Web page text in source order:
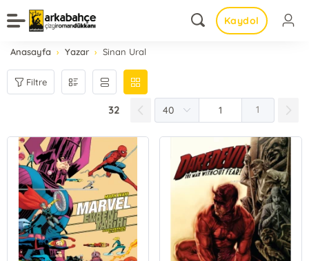
Kaydol
Anasayfa Yazar Sinan Ural
Filtre
32 1